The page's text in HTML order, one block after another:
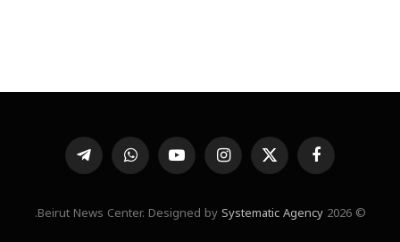
فيسبوك X
(Twitter)
الانستغراميوتيوب واتساب تيلقرام
© 2026 Beirut News Center. Designed by
Systematic Agency
.